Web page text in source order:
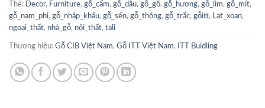
Thẻ: Decor, Furniture, gỗ_cẩm, gỗ_dâu, gỗ_gõ, gỗ_hương, gỗ_lim, gỗ_mít,
gỗ_nam_phi, gỗ_nhập_khẩu, gỗ_sến, gỗ_thông, gỗ_trắc, gỗitt, Lat_xoan,
ngoại_thất, nhà_gỗ, nội_thất, tali
Thương hiệu: Gỗ CIB Việt Nam, Gỗ ITT Việt Nam, ITT Buidling